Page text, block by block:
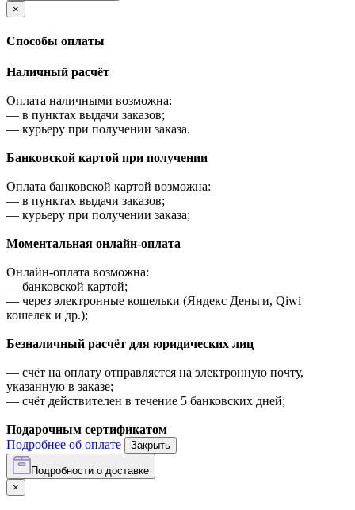
×
Cпособы оплаты
Наличный расчёт
Оплата наличными возможна:
— в пунктах выдачи заказов;
— курьеру при получении заказа.
Банковской картой при получении
Оплата банковской картой возможна:
— в пунктах выдачи заказов;
— курьеру при получении заказа;
Моментальная онлайн-оплата
Онлайн-оплата возможна:
— банковской картой;
— через электронные кошельки (Яндекс Деньги, Qiwi
кошелек и др.);
Безналичный расчёт для юридических лиц
— счёт на оплату отправляется на электронную почту,
указанную в заказе;
— счёт действителен в течение 5 банковских дней;
Подарочным сертификатом
Подробнее об оплате
Закрыть
Подробности о доставке
×